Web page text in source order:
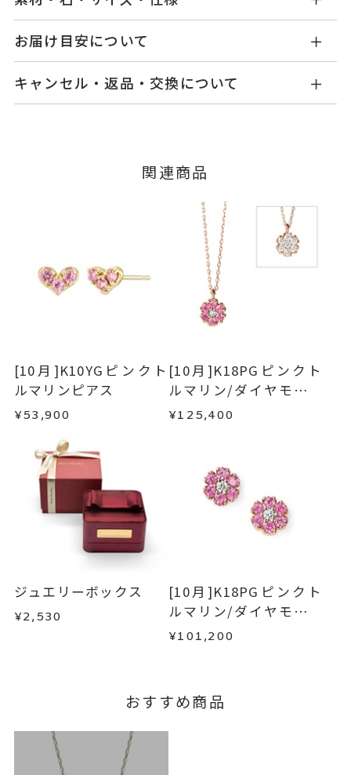
品番
MC1402N001PTYG1
素材
K10イエローゴールド
石
ピンクトルマリン
ざいます。
チェーン全長(取り外し不可) 40c
m
ハート 縦：約3.5mm 横：約5m
ピンクトルマリン、
ダイヤモンド 、
、
カラーストーン
刻印
-
お届け目安について
せ。
ご注文およびご入金確認後、以下の日程にて発送
■お届け目安が「3営業日以内に発送」の商品
例：金曜日17時までのご注文→翌週火曜日までに
■お届け目安が「約1ヶ月半以内～」の商品
ご注文いただいてから在庫状況を確認いたしま
・在庫のご用意ができる場合： 約1週間～1ヶ月以
内を目安に発送いたします。
・受注生産となる場合： 商品ページに記載のある
目安日数を頂戴し、一から製作いたします。
※お急ぎの方はご注文前にお問い合わせくださ
い。事前に現在の納期状況を確認いたします。
お届け予定日はご注文から2営業日以内にメールに
てご案内いたします。
キャンセル・返品・交換について
ージの購入履歴一覧よりご注文状況をご確認いた
ご注文状況が「注文済み」の場合に限り、キャ
メンバーシップ未登録のお客さまは、お問い合
わせフォームよりご連絡ください。
以下の場合、商品の返品・交換・返金
・受注生産の商品
・お客さまのお手元で傷や汚れが発生した商品
・到着後ご連絡無く7日以上経過した商品
・刻印をお入れした商品
・販売期間が限定されている商品
・過度な交換・返品を繰り返している場合
商品の品質には万全を期しておりますが、万が一
不良品の場合、またはご注文のお品と異なる場合
は、早急に商品を交換させていただきます。
お手数ですが商品到着後7日間以内に、お電話また
はお問い合わせフォームよりご連絡ください。
この場合の返送料は弊社にて負担いたしますの
で、着払いにてご返送ください。
関連商品
[10月]K10YGピンクト
ルマリンピアス
¥53,900
[10月]K18PGピンクト
ルマリン/ダイヤモンド
リバーシブルネックレ
¥125,400
ジュエリーボックス
¥2,530
[10月]K18PGピンクト
ルマリン/ダイヤモンド
ピアス
¥101,200
おすすめ商品